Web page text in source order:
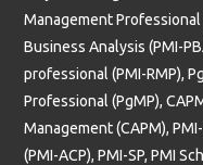
Management Professional
Business Analysis (PMI-
professional (PMI-RMP),
Professional (PgMP),
Management (CAPM),
(PMI-ACP), PMI-SP, PMI